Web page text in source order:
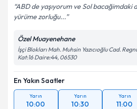
ABD de yaşıyorum ve Sol bacağimdaki
yürüme zorluğu...
Özel Muayenehane
İşçi Blokları Mah. Muhsin Yazıcıoğlu Cad.
Kat:16 Daire:44, 06530
En Yakın Saatler
Yarın
10:00
Yarın
10:30
Yarın
11:00